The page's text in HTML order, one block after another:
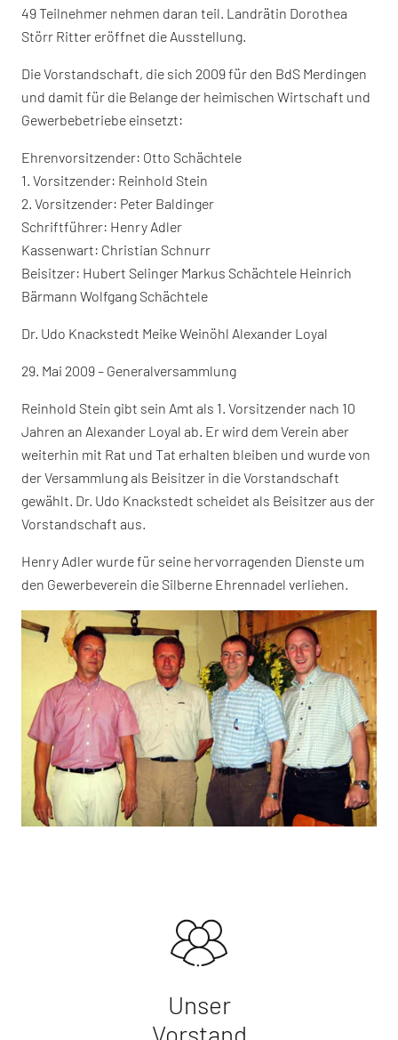
49 Teilnehmer nehmen daran teil. Landrätin Dorothea
Störr Ritter eröffnet die Ausstellung.
Die Vorstandschaft, die sich 2009 für den BdS Merdingen
und damit für die Belange der heimischen Wirtschaft und
Gewerbebetriebe einsetzt:
Ehrenvorsitzender: Otto Schächtele
1. Vorsitzender: Reinhold Stein
2. Vorsitzender: Peter Baldinger
Schriftführer: Henry Adler
Kassenwart: Christian Schnurr
Beisitzer: Hubert Selinger Markus Schächtele Heinrich
Bärmann Wolfgang Schächtele
Dr. Udo Knackstedt Meike Weinöhl Alexander Loyal
29. Mai 2009 – Generalversammlung
Reinhold Stein gibt sein Amt als 1. Vorsitzender nach 10
Jahren an Alexander Loyal ab. Er wird dem Verein aber
weiterhin mit Rat und Tat erhalten bleiben und wurde von
der Versammlung als Beisitzer in die Vorstandschaft
gewählt. Dr. Udo Knackstedt scheidet als Beisitzer aus der
Vorstandschaft aus.
Henry Adler wurde für seine hervorragenden Dienste um
den Gewerbeverein die Silberne Ehrennadel verliehen.
Unser
Vorstand